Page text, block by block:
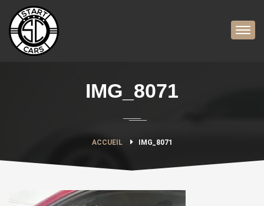
IMG_8071
ACCUEIL IMG_8071